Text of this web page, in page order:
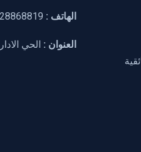
الهاتف :
العنوان : الحي